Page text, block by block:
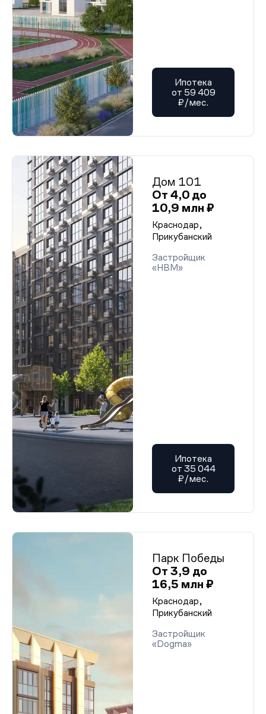
Ипотека
от 59 409
₽/мес.
Дом 101
От 4,0 до
10,9 млн ₽
Краснодар,
Прикубанский
Застройщик
«НВМ»
Ипотека
от 35 044
₽/мес.
Парк Победы
От 3,9 до
16,5 млн ₽
Краснодар,
Прикубанский
Застройщик
«Dogma»